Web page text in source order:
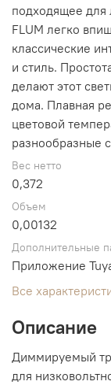
подходящее для
FLUM легко
классические
и стиль.
делают этот
дома. Плавная
цветовой
разнообразные
Вес нетто
0,372
Объем
0,00132
Дополнительные
Приложение
Все
Описание
Диммируемый
для